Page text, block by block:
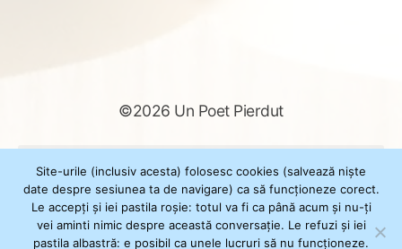
©2026 Un Poet Pierdut
după:
Site-urile (inclusiv acesta) folosesc cookies (salvează niște
date despre sesiunea ta de navigare) ca să funcționeze corect.
Le accepți și iei pastila roșie: totul va fi ca până acum și nu-ți
vei aminti nimic despre această conversație. Le refuzi și iei
pastila albastră: e posibil ca unele lucruri să nu funcționeze.